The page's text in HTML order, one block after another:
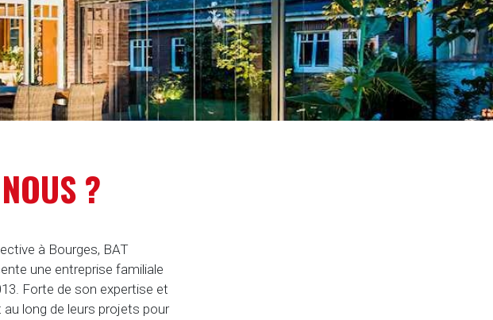
?
à Bourges, BAT
une entreprise familiale
Forte de son expertise et
long de leurs projets pour